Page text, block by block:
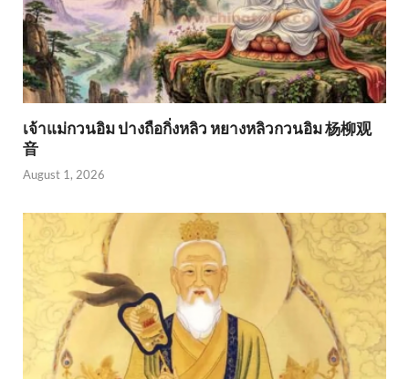
เจ้าแม่กวนอิม ปางถือกิ่งหลิว หยางหลิวกวนอิม 杨柳观
音
August 1, 2026